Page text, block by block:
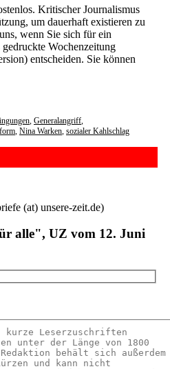
Kritischer Journalismus
um dauerhaft existieren zu
wenn Sie sich für ein
gedruckte Wochenzeitung
entscheiden. Sie können
, Generalangriff,
, Nina Warken, sozialer Kahlschlag
(at) unsere-zeit.de)
alle", UZ vom 12. Juni